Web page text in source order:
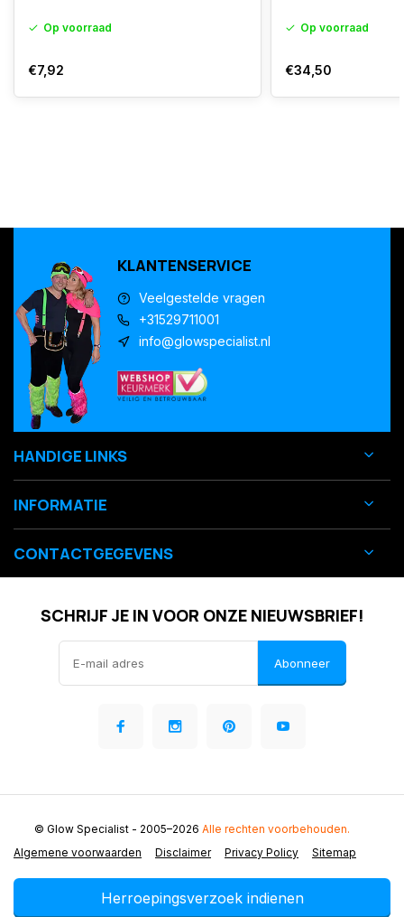
Op voorraad
€7,92
Op voorraad
€34,50
KLANTENSERVICE
Veelgestelde vragen
+31529711001
info@glowspecialist.nl
HANDIGE LINKS
INFORMATIE
CONTACTGEGEVENS
SCHRIJF JE IN VOOR ONZE NIEUWSBRIEF!
Abonneer
Algemene voorwaarden Disclaimer Privacy Policy Sitemap
© Glow Specialist - 2005–2026 Alle rechten voorbehouden.
Herroepingsverzoek indienen